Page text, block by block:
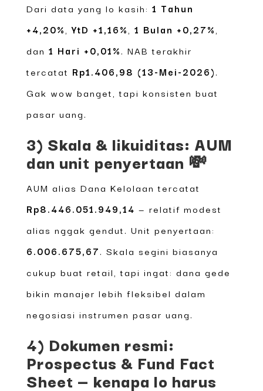
Dari data yang lo kasih: 1 Tahun
+4,20% ,YtD +1,16% 1 Bulan +0,27%
dan 1 Hari +0,01%. NAB terakhir
tercatat Rp1.406,98 (13-Mei-2026).
Gak wow banget, tapi konsisten buat
pasar uang.
3) Skala & likuiditas: AUM
dan unit penyertaan 💸
AUM alias Dana Kelolaan tercatat
Rp8.446.051.949,14 — relatif modest
alias nggak gendut. Unit penyertaan:
6.006.675,67. Skala segini biasanya
cukup buat retail, tapi ingat: dana gede
bikin manajer lebih fleksibel dalam
negosiasi instrumen pasar uang.
4) Dokumen resmi:
Prospectus & Fund Fact
Sheet — kenapa lo harus